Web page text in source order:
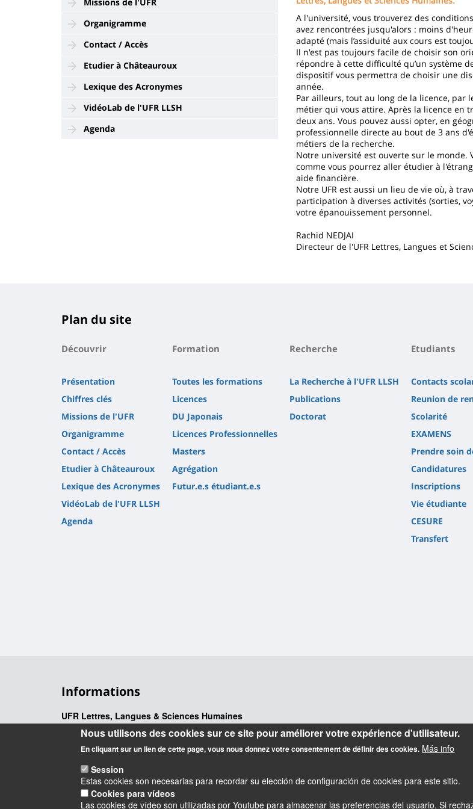
Organigramme
Contact / Accès
Etudier à Châteauroux
Lexique des Acronymes
VidéoLab de l'UFR LLSH
Agenda
de
la
page
principale
A l'université, vous trouverez des
avez rencontrées jusqu'alors : moins
adapté (mais l’assiduité aux cours est
Il n'est pas toujours facile de choisir son
répondre à cette difficulté qu’un système
dispositif vous permettra de choisir une
année.
Par ailleurs, tout au long de la licence, par
métier qui vous attire. Après la licence en
deux ans. Vous pouvez aussi opter, en
professionnelle directe au bout de 3 ans
métiers de la recherche.
Notre université est ouverte sur le monde.
comme vous pourrez aller étudier à
aide financière.
Notre UFR est aussi un lieu de vie où, à
participation à diverses activités (sorties,
votre épanouissement personnel.
Rachid NEDJAI
Directeur de l'UFR Lettres, Langues et
Plan du site
Découvrir
Présentation
Chiffres clés
Missions de l'UFR
Organigramme
Contact / Accès
Etudier à Châteauroux
Lexique des Acronymes
VidéoLab de l'UFR LLSH
Agenda
Formation
Toutes les formations
Licences
DU Japonais
Licences Professionnelles
Masters
Agrégation
Futur.e.s étudiant.e.s
Recherche
La Recherche à l'UFR LLSH
Publications
Doctorat
Etudiants
Contacts
Reunion de
Scolarité
EXAMENS
Prendre soin
Candidatures
Inscriptions
Vie étudiante
CESURE
Transfert
Informations
UFR Lettres, Langues & Sciences Humaines
10 rue de Tours - BP 46527
45065 ORLEANS cedex 2 – France
Nous utilisons des cookies sur ce site pour améliorer votre expérience d'utilisateur.
En cliquant sur un lien de cette page, vous nous donnez votre consentement de définir des cookies. Más info
Session
Estas cookies son necesarias para recordar su elección de configuración de cookies para este sitio.
Cookies para vídeos
Las cookies de vídeo son utilizadas por Youtube para almacenar las preferencias del usuario. Si